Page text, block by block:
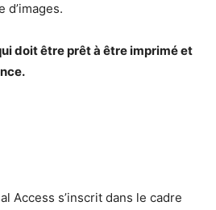
d’images.
doit être prêt à être imprimé et
Access s’inscrit dans le cadre